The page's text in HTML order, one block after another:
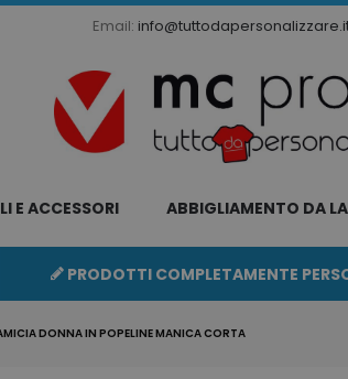
Email:
E ACCESSORI ABBIGLIAMENTO DA
PRODOTTI COMPLETAMENTE
DONNA IN POPELINE MANICA CORTA